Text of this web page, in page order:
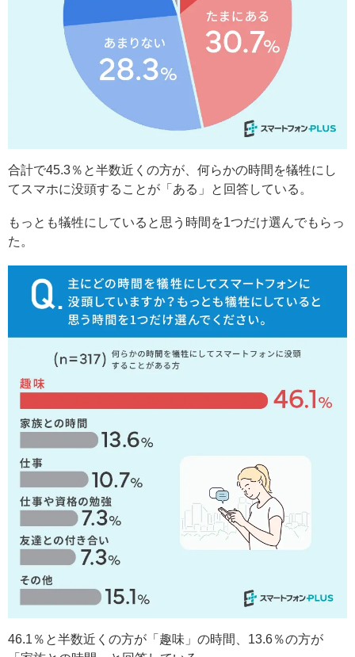
合計で45.3％と半数近くの方が、何らかの時間を犠牲にし
てスマホに没頭することが「ある」と回答している。
もっとも犠牲にしていると思う時間を1つだけ選んでもらっ
た。
46.1％と半数近くの方が「趣味」の時間、13.6％の方が